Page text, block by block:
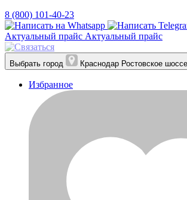
8 (800) 101-40-23
Актуальный прайс Актуальный прайс
Выбрать город Краснодар Ростовское
Избранное